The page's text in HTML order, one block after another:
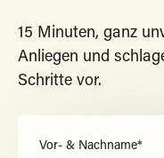
15 Minuten, ganz
Anliegen und
Schritte vor.
Vor- & Nachname*